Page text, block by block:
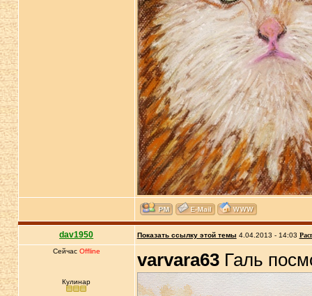
dav1950 Показать ссылку этой темы 4.04.2013 - 14:03
Сейчас Offline
Кулинар
varvara63Галь